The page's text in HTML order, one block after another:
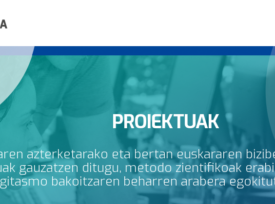
PROIEKTUAK
azterketarako eta bertan euskararen
gauzatzen ditugu, metodo zientifikoak
bakoitzaren beharren arabera